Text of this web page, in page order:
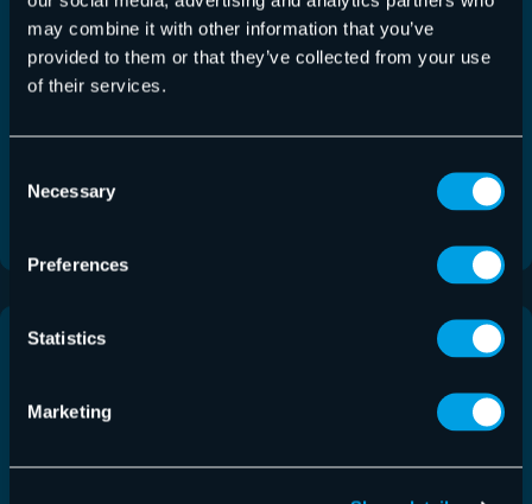
may combine it with other information that you’ve
provided to them or that they’ve collected from your use
of their services.
Selection
Necessary
Preferences
Statistics
Marketing
Monthly Threat Report Juli 2026
Threat Reports 20.07.2026
konzentriert sich auf Branchenereignisse aus dem